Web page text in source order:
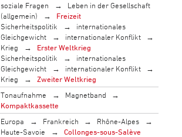
soziale Fragen
Leben in der Gesellschaft
(allgemein)
Freizeit
Sicherheitspolitik
internationales
Gleichgewicht
internationaler Konflikt
Krieg
Erster Weltkrieg
Sicherheitspolitik
internationales
Gleichgewicht
internationaler Konflikt
Krieg
Zweiter Weltkrieg
Tonaufnahme
Magnetband
Kompaktkassette
Europa Frankreich
Rhône-Alpes
Haute-Savoie
Collonges-sous-Salève